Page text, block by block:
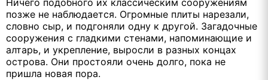
позже не наблюдается. Огромные плиты нарезали,
словно сыр, и подгоняли одну к другой. Загадочные
сооружения с гладкими стенами, напоминающие и
алтарь, и укрепление, выросли в разных концах
острова. Они простояли очень долго, пока не
пришла новая пора.